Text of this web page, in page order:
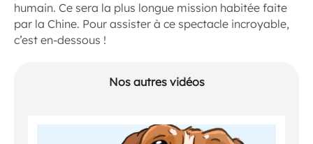
humain. Ce sera la plus longue mission habitée faite
par la Chine. Pour assister à ce spectacle incroyable,
c’est en-dessous !
Nos autres vidéos